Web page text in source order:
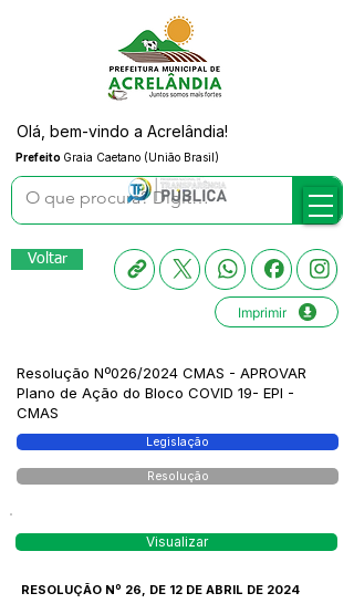
Prefeito Graia Caetano (União Brasil)
Olá, bem-vindo a Acrelândia!
Voltar
Imprimir
Resolução Nº026/2024 CMAS - APROVAR
Plano de Ação do Bloco COVID 19- EPI -
CMAS
Legislação
Resolução
Visualizar
RESOLUÇÃO Nº 26, DE 12 DE ABRIL DE 2024